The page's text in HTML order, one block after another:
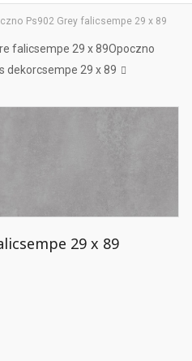
Ps902 Grey falicsempe 29 x 89
falicsempe 29 x 89Opoczno
dekorcsempe 29 x 89
29 x 89